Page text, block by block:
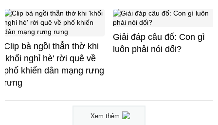
Clip bà ngồi thẫn thờ khi
'khối nghỉ hè' rời quê về
phố khiến dân mạng rưng
rưng
Giải đáp câu đố: Con gì
luôn phải nói dối?
Xem thêm